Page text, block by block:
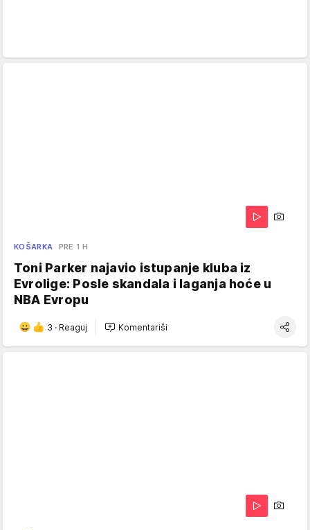
KOŠARKA PRE 1 H
Toni Parker najavio istupanje kluba iz
Evrolige: Posle skandala i laganja hoće u
NBA Evropu
3 · Reaguj Komentariši